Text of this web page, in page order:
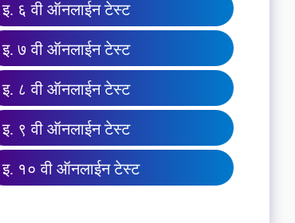
इ. ६ वी ऑनलाईन टेस्ट
इ. ७ वी ऑनलाईन टेस्ट
इ. ८ वी ऑनलाईन टेस्ट
इ. ९ वी ऑनलाईन टेस्ट
इ. १० वी ऑनलाईन टेस्ट